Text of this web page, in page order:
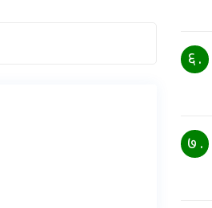
६ .
७ .